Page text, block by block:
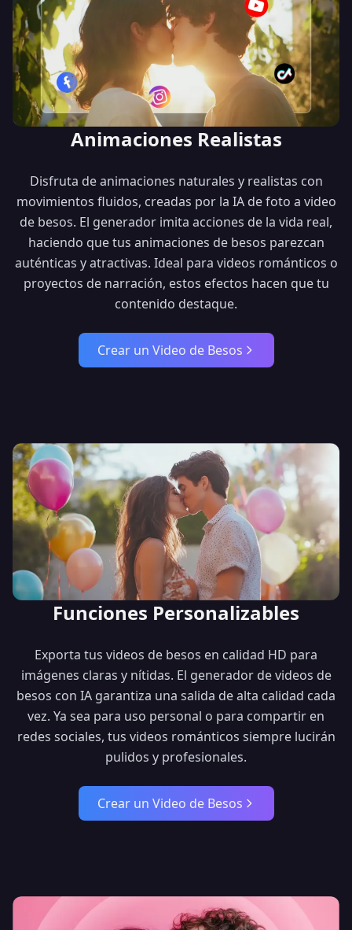
Animaciones Realistas
Disfruta de animaciones naturales y realistas con
movimientos fluidos, creadas por la IA de foto a video
de besos. El generador imita acciones de la vida real,
haciendo que tus animaciones de besos parezcan
auténticas y atractivas. Ideal para videos románticos o
proyectos de narración, estos efectos hacen que tu
contenido destaque.
Crear un Video de Besos
Funciones Personalizables
Exporta tus videos de besos en calidad HD para
imágenes claras y nítidas. El generador de videos de
besos con IA garantiza una salida de alta calidad cada
vez. Ya sea para uso personal o para compartir en
redes sociales, tus videos románticos siempre lucirán
pulidos y profesionales.
Crear un Video de Besos